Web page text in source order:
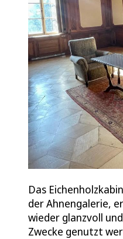
Das
der Ahnengalerie,
wieder glanzvoll
Zwecke genutzt